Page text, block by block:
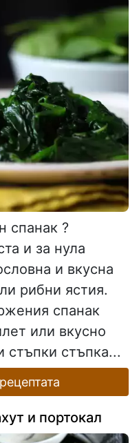
спанак ?
и за нула
и вкусна
рибни ястия.
спанак
или вкусно
стъпки стъпка...
и портокал